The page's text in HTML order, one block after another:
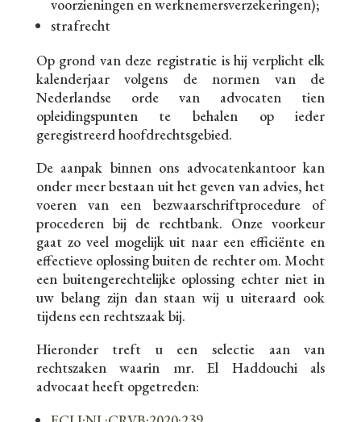
voorzieningen en werknemersverzekeringen);
strafrecht
Op grond van deze registratie is hij verplicht elk
kalenderjaar volgens de normen van de
Nederlandse orde van advocaten tien
opleidingspunten te behalen op ieder
geregistreerd hoofdrechtsgebied.
De aanpak binnen ons advocatenkantoor kan
onder meer bestaan uit het geven van advies, het
voeren van een bezwaarschriftprocedure of
procederen bij de rechtbank. Onze voorkeur
gaat zo veel mogelijk uit naar een efficiënte en
effectieve oplossing buiten de rechter om. Mocht
een buitengerechtelijke oplossing echter niet in
uw belang zijn dan staan wij u uiteraard ook
tijdens een rechtszaak bij.
Hieronder treft u een selectie aan van
rechtszaken waarin mr. El Haddouchi als
advocaat heeft opgetreden: